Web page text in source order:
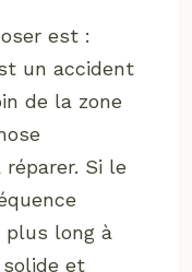
est :
un accident
de la zone
Si le
plus long à
solide et